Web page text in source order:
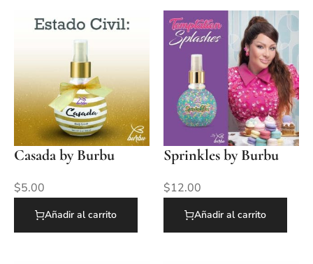
Casada by Burbu
$5.00
Añadir al carrito
Sprinkles by Burbu
$12.00
Añadir al carrito